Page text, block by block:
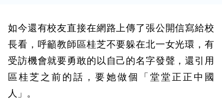
如今還有校友直接在網路上傳了張公開信寫給校
長看，呼籲教師區桂芝不要躲在北一女光環，有
受訪機會就要勇敢的以自己的名字發聲，還引用
區桂芝之前的話，要她做個「堂堂正正中國
人」。